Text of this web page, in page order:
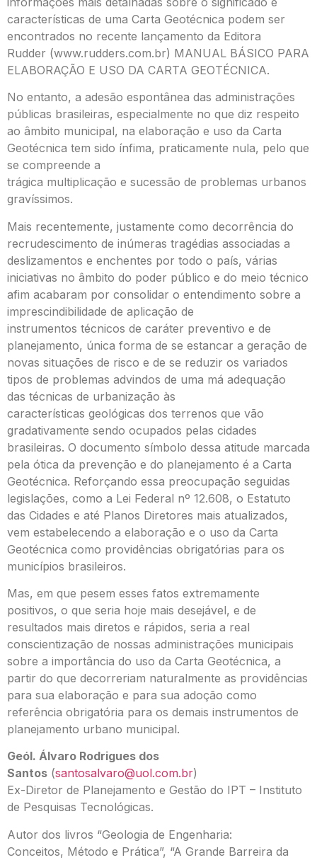
características de uma Carta Geotécnica podem ser
encontrados no recente lançamento da Editora
Rudder (www.rudders.com.br) MANUAL BÁSICO PARA
ELABORAÇÃO E USO DA CARTA GEOTÉCNICA.
No entanto, a adesão espontânea das administrações
públicas brasileiras, especialmente no que diz respeito
ao âmbito municipal, na elaboração e uso da Carta
Geotécnica tem sido ínfima, praticamente nula, pelo que
se compreende a
trágica multiplicação e sucessão de problemas urbanos
gravíssimos.
Mais recentemente, justamente como decorrência do
recrudescimento de inúmeras tragédias associadas a
deslizamentos e enchentes por todo o país, várias
iniciativas no âmbito do poder público e do meio técnico
afim acabaram por consolidar o entendimento sobre a
imprescindibilidade de aplicação de
instrumentos técnicos de caráter preventivo e de
planejamento, única forma de se estancar a geração de
novas situações de risco e de se reduzir os variados
tipos de problemas advindos de uma má adequação
das técnicas de urbanização às
características geológicas dos terrenos que vão
gradativamente sendo ocupados pelas cidades
brasileiras. O documento símbolo dessa atitude marcada
pela ótica da prevenção e do planejamento é a Carta
Geotécnica. Reforçando essa preocupação seguidas
legislações, como a Lei Federal nº 12.608, o Estatuto
das Cidades e até Planos Diretores mais atualizados,
vem estabelecendo a elaboração e o uso da Carta
Geotécnica como providências obrigatórias para os
municípios brasileiros.
Mas, em que pesem esses fatos extremamente
positivos, o que seria hoje mais desejável, e de
resultados mais diretos e rápidos, seria a real
conscientização de nossas administrações municipais
sobre a importância do uso da Carta Geotécnica, a
partir do que decorreriam naturalmente as providências
para sua elaboração e para sua adoção como
referência obrigatória para os demais instrumentos de
planejamento urbano municipal.
Geól. Álvaro Rodrigues dos
Santos (santosalvaro@uol.com.br)
Ex-Diretor de Planejamento e Gestão do IPT – Instituto
de Pesquisas Tecnológicas.
Autor dos livros “Geologia de Engenharia:
Conceitos, Método e Prática”, “A Grande Barreira da